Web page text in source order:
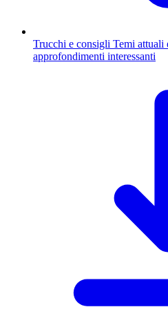
Trucchi e consigli Temi attuali
approfondimenti interessanti